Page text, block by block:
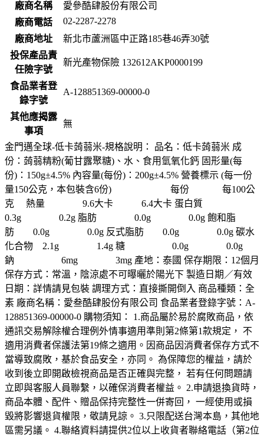
廠商名稱
愛參酷肆股份有限公司
廠商電話
02-2287-2278
廠商地址
新北市蘆洲區中正路185巷46弄30號
投保產品責
任險字號
新光產物保險 132612AKP0000199
食品業者登
錄字號
A-128851369-00000-0
其他應揭露
事項
無
金門邁全球-低卡蒟蒻米-規格說明： 品名：低卡蒟蒻米 成
份：蒟蒻精粉(葡甘露聚糖)、水、食用氫氧化鈣 固形量(每
份)：150g±4.5% 內容量(每份)：200g±4.5% 營養標示 (每一份
量150公克，本包裝含6份) 每份 每100公
克 熱量 9.6大卡 6.4大卡 蛋白質
0.3g 0.2g 脂肪 0.0g 0.0g 飽和脂
肪 0.0g 0.0g 反式脂肪 0.0g 0.0g 碳水
化合物 2.1g 1.4g 糖 0.0g 0.0g
鈉 6mg 3mg 產地：泰國 保存期限：12個月
保存方式：常溫，陰涼處不可曝曬於陽光下 製造日期／有效
日期：詳情請見包裝 調理方式：直接撕開倒入 商品種類：全
素 廠商名稱：愛叁酷肆股份有限公司 食品業者登錄字號：A-
128851369-00000-0 購物須知： 1.商品屬於易於腐敗商品，依
通訊交易解除權合理例外情事適用準則第2條第1款規定， 不
適用消費者保護法第19條之適用。因商品因消費者保存方式不
當導致腐敗，基於食品安全，亦同。 為保障您的權益，請於
收到後立即開啟檢視商品是否正確與完整， 若有任何問題請
立即與客服人員聯繫，以確保消費者權益。 2.申請退換貨時，
商品本體、配件、贈品保持完整性一併寄回， 一經使用或損
毀將影響退貨權限，敬請見諒。 3.只限配送台灣本島，其他地
區需另議。 4.聯絡資料請提供2位以上收貨者聯絡電話（第2位